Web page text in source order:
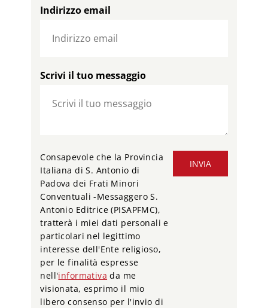
Indirizzo email
Scrivi il tuo messaggio
INVIA
Consapevole che la Provincia
Italiana di S. Antonio di
Padova dei Frati Minori
Conventuali -Messaggero S.
Antonio Editrice (PISAPFMC),
tratterà i miei dati personali e
particolari nel legittimo
interesse dell'Ente religioso,
per le finalità espresse
nell'informativa da me
visionata, esprimo il mio
libero consenso per l'invio di